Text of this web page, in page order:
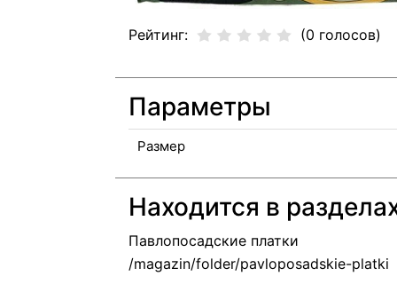
Рейтинг: (0 голосов)
Параметры
Размер
Находится в
Павлопосадские платки